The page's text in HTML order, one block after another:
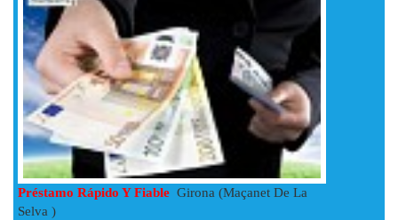
Préstamo Rápido Y Fiable Girona (Maçanet De La
Selva )